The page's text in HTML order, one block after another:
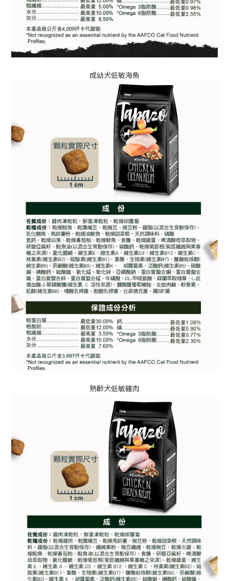
成幼犬低敏海魚
熟齡犬低敏雞肉